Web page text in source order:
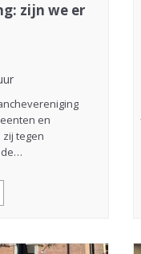
zijn we er
en
tegen
de…